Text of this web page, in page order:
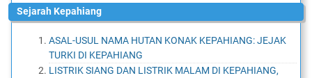
Sejarah Kepahiang
ASAL-USUL NAMA HUTAN KONAK KEPAHIANG: JEJAK
TURKI DI KEPAHIANG
LISTRIK SIANG DAN LISTRIK MALAM DI KEPAHIANG,